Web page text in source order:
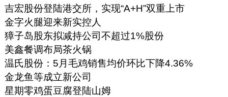
吉宏股份登陆港交所，实现“A+H”双重上市
金字火腿迎来新实控人
獐子岛股东拟减持公司不超过1%股份
美鑫餐调布局茶火锅
温氏股份：5月毛鸡销售均价环比下降4.36%
金龙鱼等成立新公司
星期零鸡蛋豆腐登陆山姆